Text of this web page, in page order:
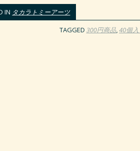
IN タカラトミーアーツ
TAGGED 300円商品,40個